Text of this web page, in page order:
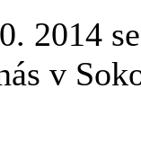
2014
v